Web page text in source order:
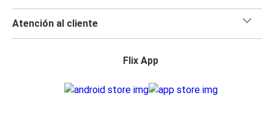
Atención al cliente
Flix App